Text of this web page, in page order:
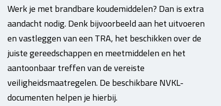
Werk je met brandbare koudemiddelen? Dan is extra
aandacht nodig. Denk bijvoorbeeld aan het uitvoeren
en vastleggen van een TRA, het beschikken over de
juiste gereedschappen en meetmiddelen en het
aantoonbaar treffen van de vereiste
veiligheidsmaatregelen. De beschikbare NVKL-
documenten helpen je hierbij.